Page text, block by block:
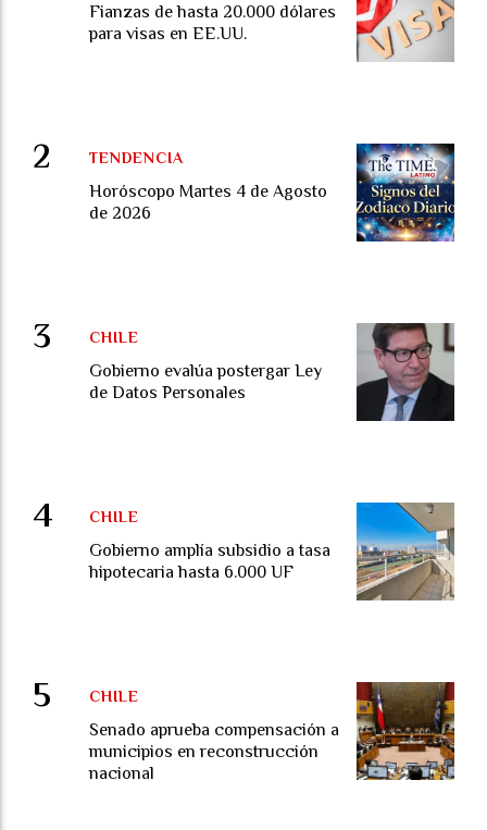
Fianzas de hasta 20.000 dólares
para visas en EE.UU.
Horóscopo Martes 4 de Agosto
de 2026
TENDENCIA
Gobierno evalúa postergar Ley
de Datos Personales
CHILE
Gobierno amplía subsidio a tasa
hipotecaria hasta 6.000 UF
CHILE
Senado aprueba compensación a
municipios en reconstrucción
nacional
CHILE